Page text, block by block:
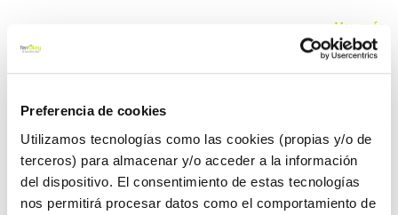
Preferencia de cookies
Utilizamos tecnologías como las cookies (propias y/o de
terceros) para almacenar y/o acceder a la información
del dispositivo. El consentimiento de estas tecnologías
nos permitirá procesar datos como el comportamiento de
Ver más
12,60 €
Añadir al carrito